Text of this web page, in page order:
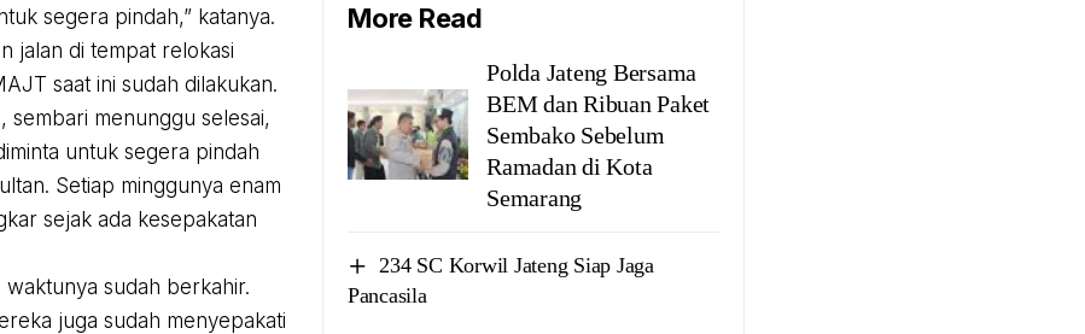
More Read
Polda Jateng Bersama
BEM dan Ribuan Paket
Sembako Sebelum
Ramadan di Kota
Semarang
234 SC Korwil Jateng Siap Jaga
Pancasila
segera pindah,” katanya.
jalan di tempat relokasi
saat ini sudah dilakukan.
sembari menunggu selesai,
untuk segera pindah
Setiap minggunya enam
sejak ada kesepakatan
waktunya sudah berkahir.
juga sudah menyepakati